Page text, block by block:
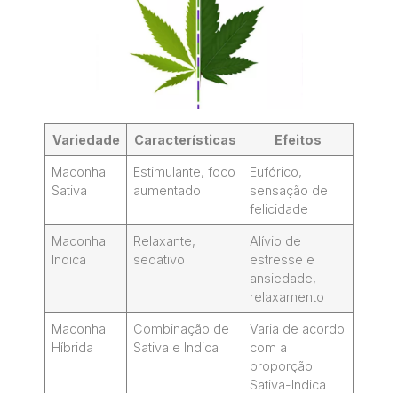
Variedade Características Efeitos
Maconha
Sativa
Estimulante, foco
aumentado
Eufórico,
sensação de
felicidade
Maconha
Indica
Relaxante,
sedativo
Alívio de
estresse e
ansiedade,
relaxamento
Maconha
Híbrida
Combinação de
Sativa e Indica
Varia de acordo
com a
proporção
Sativa-Indica